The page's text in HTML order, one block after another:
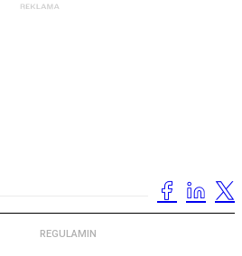
REGULAMIN